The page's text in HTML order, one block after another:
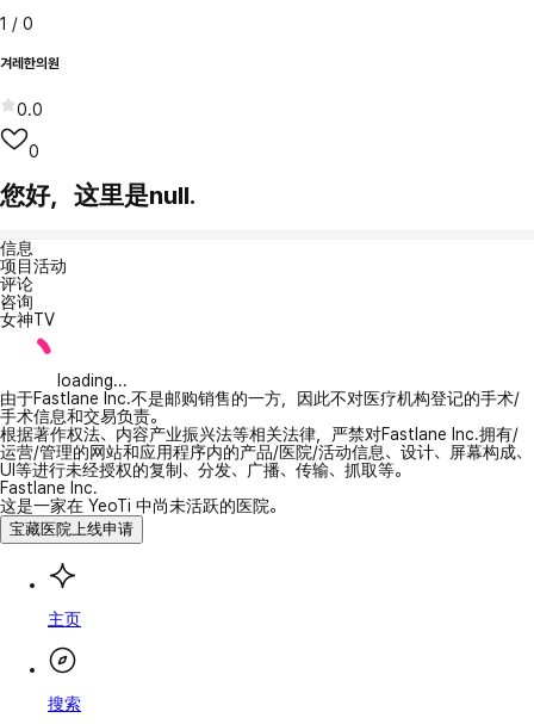
1 / 0
겨레한의원
0.0
0
您好，这里是null.
信息
项目活动
评论
咨询
女神TV
loading...
由于Fastlane Inc.不是邮购销售的一方，因此不对医疗机构登记的手术/
手术信息和交易负责。
根据著作权法、内容产业振兴法等相关法律，严禁对Fastlane Inc.拥有/
运营/管理的网站和应用程序内的产品/医院/活动信息、设计、屏幕构成、
UI等进行未经授权的复制、分发、广播、传输、抓取等。
Fastlane Inc.
这是一家在 YeoTi 中尚未活跃的医院。
宝藏医院上线申请
主页
搜索